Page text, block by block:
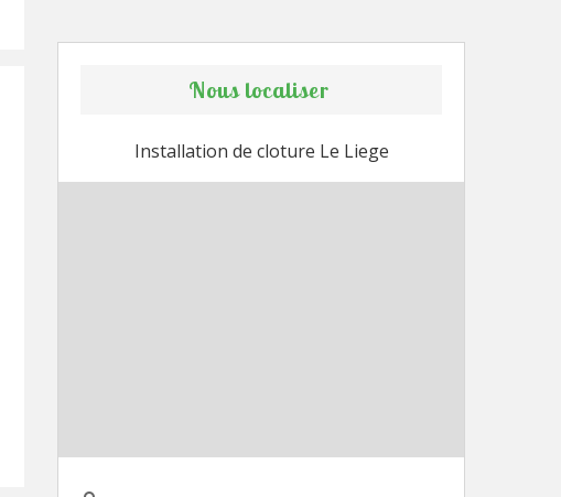
Nous localiser
Installation de cloture Le Liege